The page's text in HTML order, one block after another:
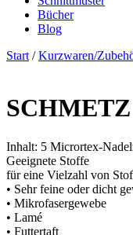
Bücher
Blog
Start /Kurzwaren/
SCHMETZ
Inhalt: 5 Micrortex-
Geeignete Stoffe
für eine Vielzahl von
• Sehr feine oder dicht
• Mikrofasergewebe
• Lamé
• Futtertaft